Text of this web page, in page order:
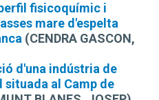
fisicoquímic i
mare d'espelta
(CENDRA GASCON,
d'una indústria de
al Camp de